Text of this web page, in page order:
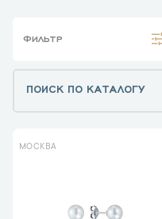
ФИЛЬТР
МОСКВА